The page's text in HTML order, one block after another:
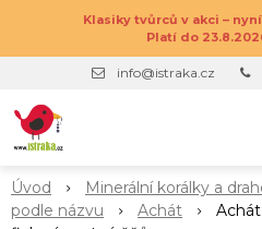
Klasiky tvůrců v akci –
Platí do
info@istraka.cz
Úvod Minerální korálky a
podle názvu
Achát